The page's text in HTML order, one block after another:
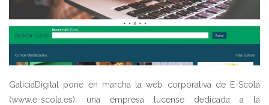
GaliciaDigital pone en marcha la web corporativa de E-Scola
(www.e-scola.es), una empresa lucense dedicada a la